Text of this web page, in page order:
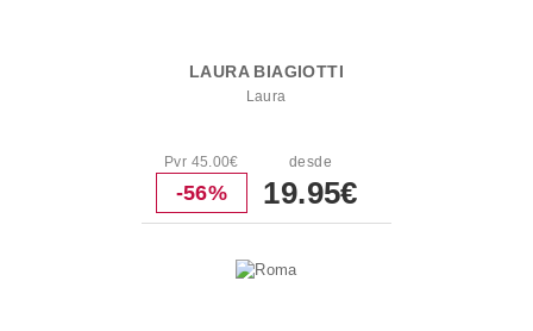
LAURA BIAGIOTTI
Laura
Pvr 45.00€
-56%
desde
19.95€